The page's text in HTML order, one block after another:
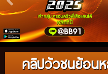
คลิปวัวชนย้อน